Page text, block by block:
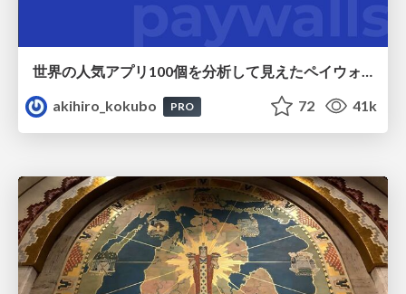
世界の人気アプリ100個を分析して見えたペイウォール設計の心得
akihiro_kokubo
PRO 72 41k